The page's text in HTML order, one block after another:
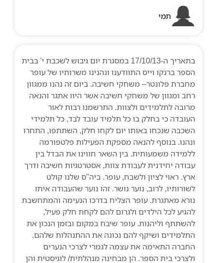
תמי
בתאריך ה-17/10/13 במסגרת יום גיבוש לשכבת י' בבית
הספר ברנקו וייס התוודענו ונהנינו משרותיו של עופר
מחברת פלונטר– משחקי חשיבה. ביום זה נהנו ממגוון
רחב ומגוון של משחקי חשיבה אשר היוו אתגר והנאה
מרובה לתלמידים ולצוות. התרשמנו רבות לאור
העובדה כי בחלק בו כל תלמיד עובד לבד, כל תלמידי
השכבה שנכחו באותו יום לקחו חלק, השתתפו, התחרו
ונהנו. בנוסף להנאה מספקת הפעילות פלטפורמה
ללמידה משמעותית. בין השאר חווינו את הבדל בין
עבודה יחידנית לעבודת צוות, אסטרטגיות חשיבה ודרך
ארץ. ראוי לציון ולשבח, עופר. ביה"ס שלנו קולט
לשורותיו, לרוב, נוער נושר. זהו נוער שהעבודה איתו
נורא מאתגרת. עופר הצליח בדרכו הנעימה והמתחשבת
להגיע לכל הילדים ולגרום להם לקחת חלק פעיל,
להשתתף וליהנות. עופר שיבח במקום ובזמן הנכון את
התלמידים ושיקף להם נכונה את ההתנהלות שלהם.
החברה התאימה את עצמה לגמרי לצרכי הנערים
ולצרכי בית הספר. הן מבחינה מנהלתית/ לוגיסטית והן